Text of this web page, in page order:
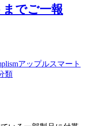
でご一報
アップルスマート
類